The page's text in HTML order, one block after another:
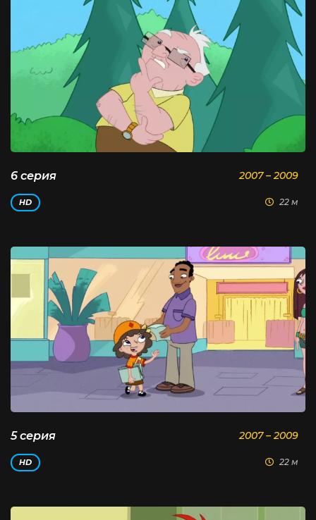
6 серия 2007 – 2009
HD 22 м
5 серия 2007 – 2009
HD 22 м